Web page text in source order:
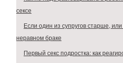
сексе
Если один из супругов старше,
неравном браке
Первый секс подростка: как